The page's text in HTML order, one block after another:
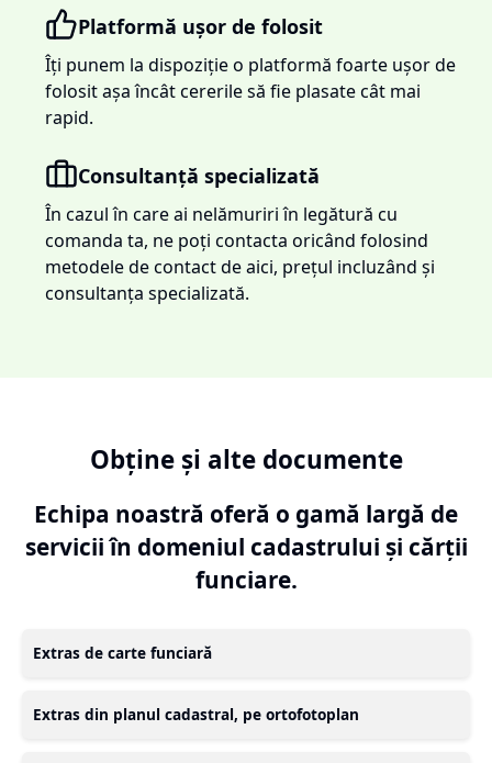
Platformă ușor de folosit
Îți punem la dispoziție o platformă foarte ușor de
folosit așa încât cererile să fie plasate cât mai
rapid.
Consultanță specializată
În cazul în care ai nelămuriri în legătură cu
comanda ta, ne poți contacta oricând folosind
metodele de contact de aici, prețul incluzând și
consultanța specializată.
Obține și alte documente
Echipa noastră oferă o gamă largă de
servicii în domeniul cadastrului și cărții
funciare.
Extras de carte funciară
Extras din planul cadastral, pe ortofotoplan